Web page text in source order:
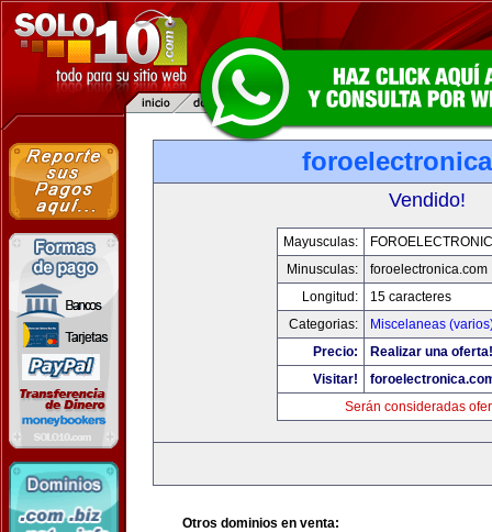
Vendido!
Mayusculas:
Minusculas:
foroelectronica.com
Longitud:
15 caracteres
Categorias:
Miscelaneas
Precio:
Realizar una oferta!
Visitar!
Serán consideradas
Otros dominios en venta: